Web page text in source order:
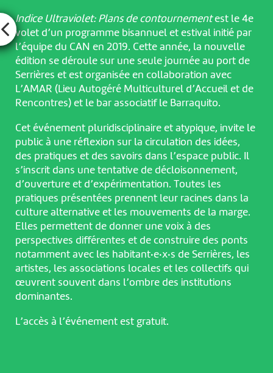
Indice Ultraviolet: Plans de contournementest le 4e
volet d’un programme bisannuel et estival initié par
l’équipe du CAN en 2019. Cette année, la nouvelle
édition se déroule sur une seule journée au port de
Serrières et est organisée en collaboration avec
L’AMAR (Lieu Autogéré Multiculturel d’Accueil et de
Rencontres) et le bar associatif le Barraquito.
Cet événement pluridisciplinaire et atypique, invite le
public à une réflexion sur la circulation des idées,
des pratiques et des savoirs dans l’espace public. Il
s’inscrit dans une tentative de décloisonnement,
d’ouverture et d’expérimentation. Toutes les
pratiques présentées prennent leur racines dans la
culture alternative et les mouvements de la marge.
Elles permettent de donner une voix à des
perspectives différentes et de construire des ponts
notamment avec les habitant·e·x·s de Serrières, les
artistes, les associations locales et les collectifs qui
œuvrent souvent dans l’ombre des institutions
dominantes.
L’accès à l’événement est gratuit.